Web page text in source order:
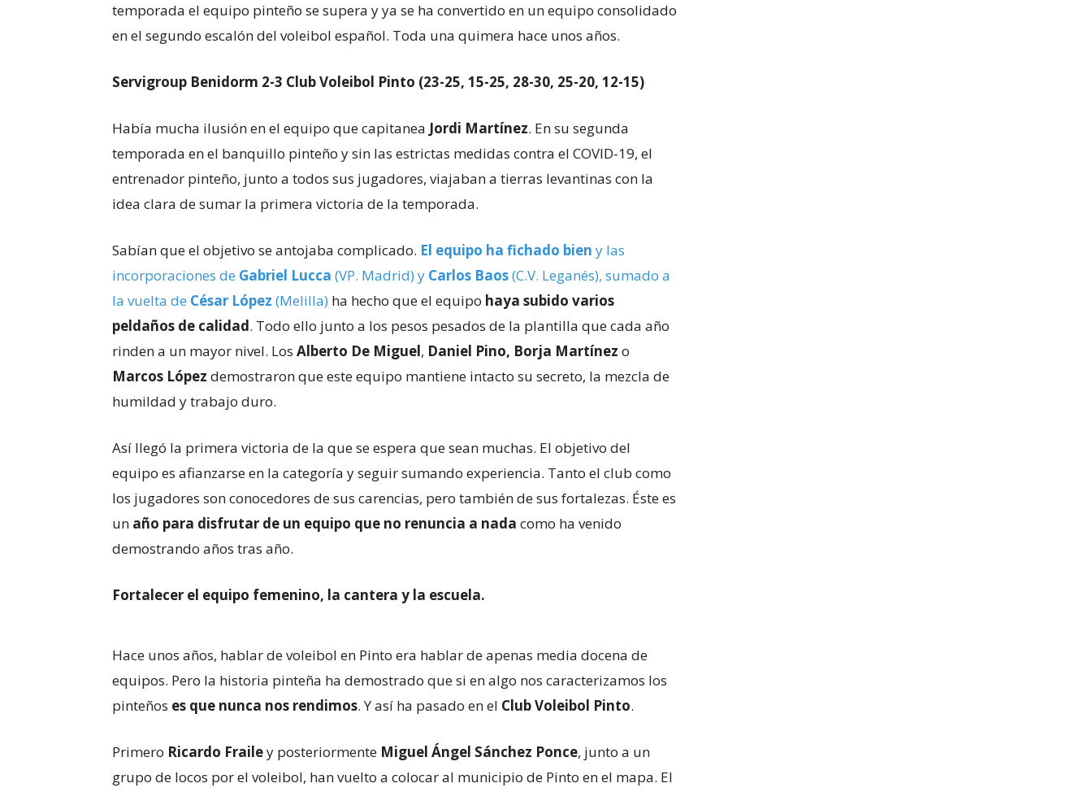
temporada el equipo pinteño se supera y ya se ha convertido en un equipo consolidado
en el segundo escalón del voleibol español. Toda una quimera hace unos años.
Servigroup Benidorm 2-3 Club Voleibol Pinto (23-25, 15-25, 28-30, 25-20, 12-15)
Había mucha ilusión en el equipo que capitanea Jordi Martínez. En su segunda
temporada en el banquillo pinteño y sin las estrictas medidas contra el COVID-19, el
entrenador pinteño, junto a todos sus jugadores, viajaban a tierras levantinas con la
idea clara de sumar la primera victoria de la temporada.
Sabían que el objetivo se antojaba complicado. El equipo ha fichado bien y las
incorporaciones de Gabriel Lucca (VP. Madrid) y Carlos Baos(C.V. Leganés), sumado a
la vuelta de César López (Melilla) ha hecho que el equipo haya subido varios
peldaños de calidad. Todo ello junto a los pesos pesados de la plantilla que cada año
rinden a un mayor nivel. Los Alberto De Miguel, Daniel Pino, Borja Martínez o
Marcos López demostraron que este equipo mantiene intacto su secreto, la mezcla de
humildad y trabajo duro.
Así llegó la primera victoria de la que se espera que sean muchas. El objetivo del
equipo es afianzarse en la categoría y seguir sumando experiencia. Tanto el club como
los jugadores son conocedores de sus carencias, pero también de sus fortalezas. Éste es
un año para disfrutar de un equipo que no renuncia a nada como ha venido
demostrando años tras año.
Fortalecer el equipo femenino, la cantera y la escuela.
Hace unos años, hablar de voleibol en Pinto era hablar de apenas media docena de
equipos. Pero la historia pinteña ha demostrado que si en algo nos caracterizamos los
pinteños es que nunca nos rendimos. Y así ha pasado en el Club Voleibol Pinto.
Primero Ricardo Frailey posteriormente Miguel Ángel Sánchez Ponce, junto a un
grupo de locos por el voleibol, han vuelto a colocar al municipio de Pinto en el mapa. El